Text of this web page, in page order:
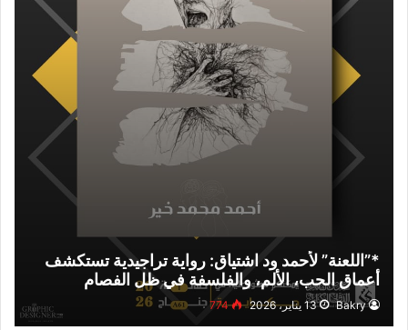
*”اللعنة” لأحمد ود اشتياق: رواية تراجيدية تستكشف
أعماق الحب، الألم، والفلسفة في ظل الفصام
والكارثة*
Bakry 13 يناير، 2026 774